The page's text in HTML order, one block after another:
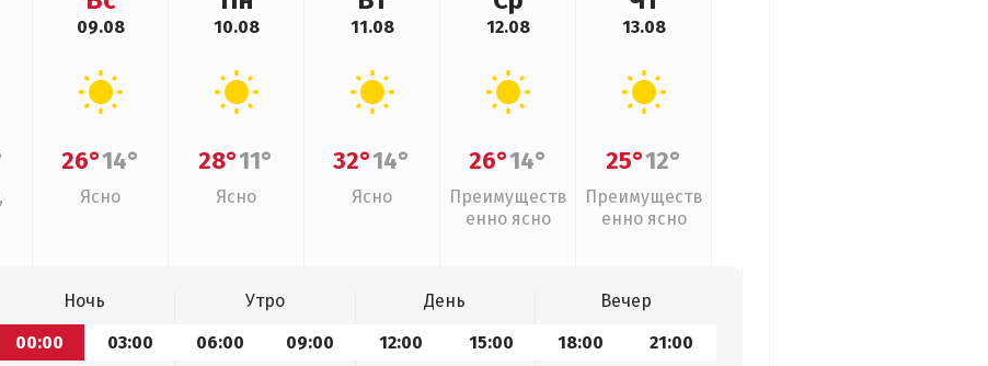
09.08
26°14°
Ясно
10.08
28°11°
Ясно
11.08
32°14°
Ясно
12.08
26°14°
Преимуществ
енно ясно
13.08
25°12°
Преимуществ
енно ясно
Ночь Утро День
Вечер
00:00
03:00 06:00 09:00 12:00 15:00 18:00 21:00